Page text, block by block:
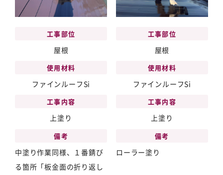
工事部位
屋根
使用材料
ファインルーフSi
工事内容
上塗り
備考
中塗り作業同様、１番錆び
る箇所「板金面の折り返し
工事部位
屋根
使用材料
ファインルーフSi
工事内容
上塗り
備考
ローラー塗り